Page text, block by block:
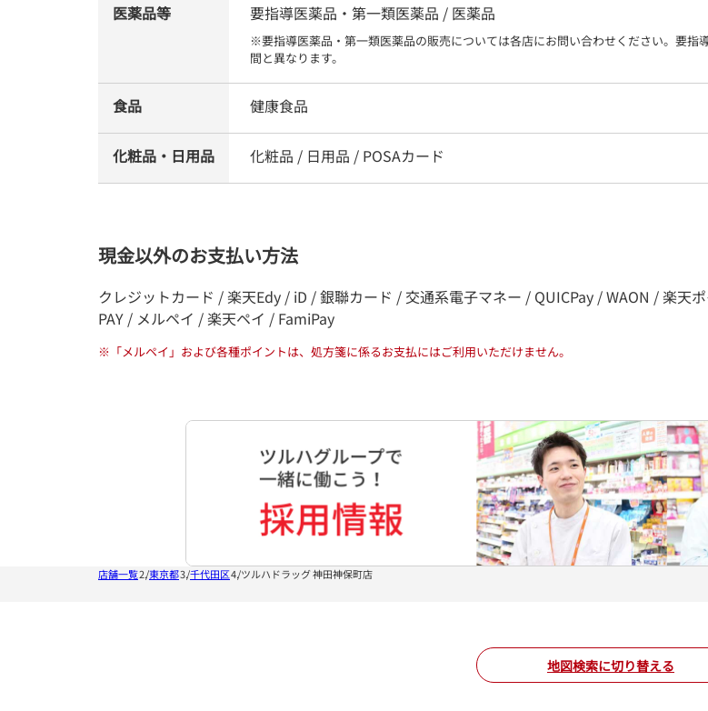
医薬品等 要指導医薬品・第一類医薬品 / 医薬品
※要指導医薬品・第一類医薬品の販売については各店にお問い合わせください。要
間と異なります。
食品 健康食品
化粧品・日用品 化粧品 / 日用品 / POSAカード
現金以外のお支払い方法
クレジットカード / 楽天Edy / iD / 銀聯カード / 交通系電子マネー / QUICPay / WAON / 楽
PAY / メルペイ / 楽天ペイ / FamiPay
※ 「メルペイ」および各種ポイントは、処方箋に係るお支払にはご利用いただけません。
地図検索に切り替える
店舗一覧 東京都 千代田区 ツルハドラッグ 神田神保町店